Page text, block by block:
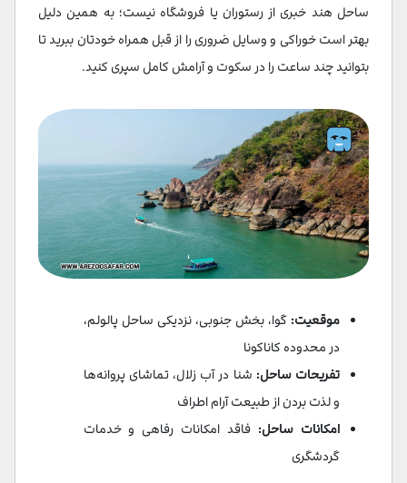
ساحل هند خبری از رستوران یا فروشگاه نیست؛ به همین دلیل
بهتر است خوراکی و وسایل ضروری را از قبل همراه خودتان ببرید تا
بتوانید چند ساعت را در سکوت و آرامش کامل سپری کنید.
موقعیت: گوا، بخش جنوبی، نزدیکی ساحل پالولم،
در محدوده کاناکونا
تفریحات ساحل: شنا در آب زلال، تماشای پروانه‌ها
و لذت بردن از طبیعت آرام اطراف
امکانات ساحل: فاقد امکانات رفاهی و خدمات
گردشگری